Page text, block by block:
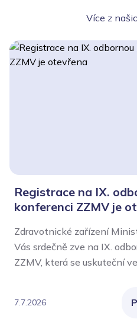
Více z
Registrace na IX.
konferenci ZZMV je
Zdravotnické zařízení
Vás srdečně zve na IX.
ZZMV, která se uskuteční
7.7.2026